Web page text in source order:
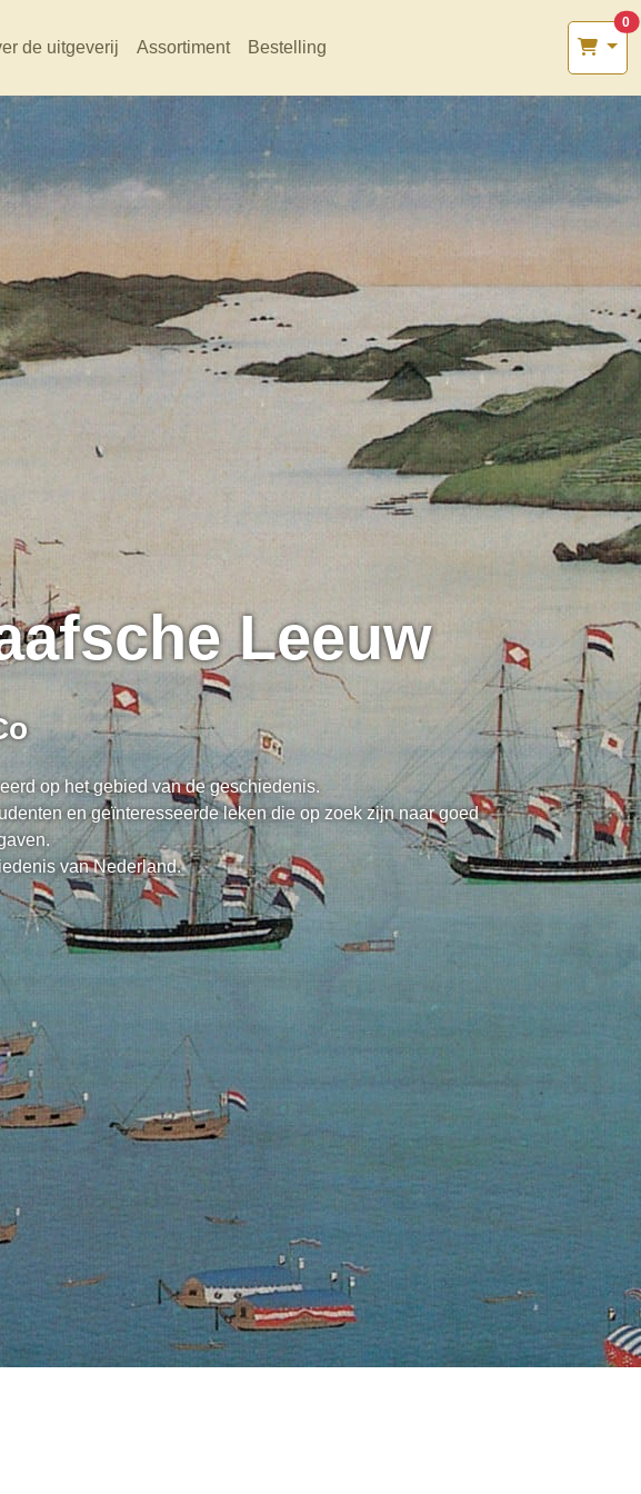
de uitgeverij Assortiment Bestelling
0
Leeuw
op het gebied van de geschiedenis.
en geïnteresseerde leken die op zoek zijn naar goed
van Nederland.